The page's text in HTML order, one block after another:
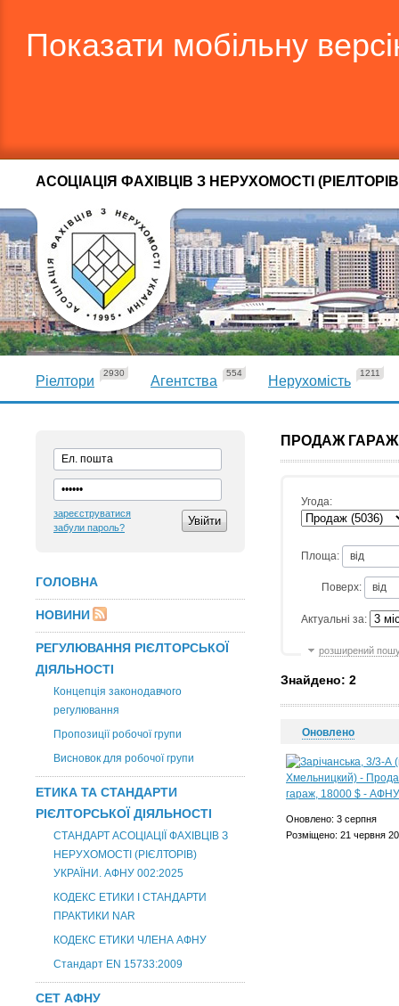
Показати мобільну
АСОЦІАЦІЯ ФАХІВЦІВ З НЕРУХОМОСТІ
Ріелтори
2930
Агентства
554
Нерухомість
1211
зареєструватися
забули пароль?
ГОЛОВНА
НОВИНИ
РЕГУЛЮВАННЯ РІЄЛТОРСЬКОЇ
ДІЯЛЬНОСТІ
Концепція законодавчого
регулювання
Пропозиції робочої групи
Висновок для робочої групи
ЕТИКА ТА СТАНДАРТИ
РІЄЛТОРСЬКОЇ ДІЯЛЬНОСТІ
СТАНДАРТ АСОЦІАЦІЇ ФАХІВЦІВ З
НЕРУХОМОСТІ (РІЄЛТОРІВ)
УКРАЇНИ. АФНУ 002:2025
КОДЕКС ЕТИКИ І СТАНДАРТИ
ПРАКТИКИ NAR
КОДЕКС ЕТИКИ ЧЛЕНА АФНУ
Стандарт EN 15733:2009
СЕТ АФНУ
ПРОДАЖ
Угода:
Площа:
Поверх:
Актуальні за:
розширений
Знайдено: 2
Оновлено
Оновлено: 3 серпня
Розміщено: 21 червня